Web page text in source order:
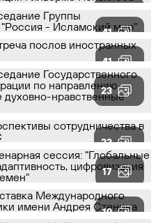
41
41
23
22
17
19